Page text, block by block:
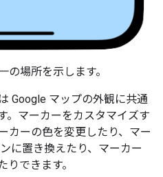
の場所を示します。
Google マップの外観に共通
。マーカーをカスタマイズす
カーの色を変更したり、マー
に置き換えたり、マーカー
できます。